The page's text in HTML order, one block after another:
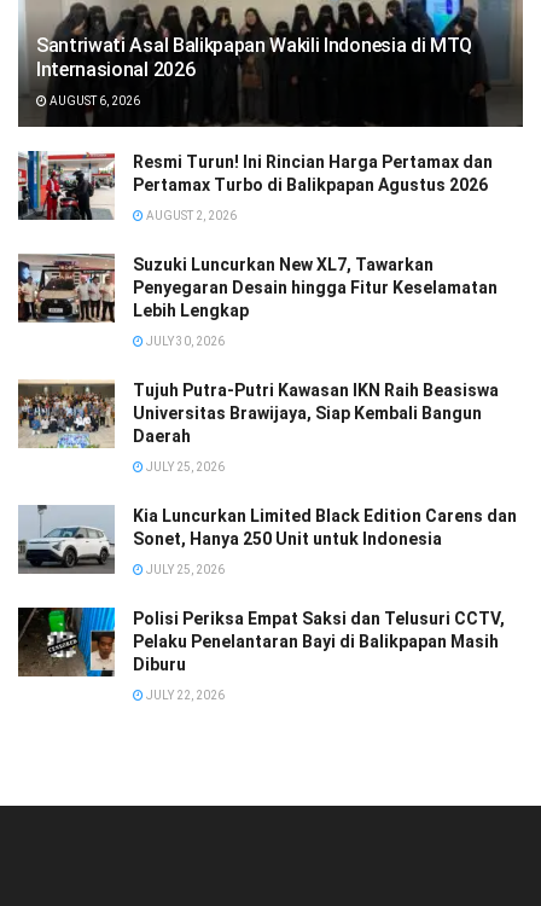
Santriwati Asal Balikpapan Wakili Indonesia di MTQ
Internasional 2026
AUGUST 6, 2026
Resmi Turun! Ini Rincian Harga Pertamax dan
Pertamax Turbo di Balikpapan Agustus 2026
AUGUST 2, 2026
Suzuki Luncurkan New XL7, Tawarkan
Penyegaran Desain hingga Fitur Keselamatan
Lebih Lengkap
JULY 30, 2026
Tujuh Putra-Putri Kawasan IKN Raih Beasiswa
Universitas Brawijaya, Siap Kembali Bangun
Daerah
JULY 25, 2026
Kia Luncurkan Limited Black Edition Carens dan
Sonet, Hanya 250 Unit untuk Indonesia
JULY 25, 2026
Polisi Periksa Empat Saksi dan Telusuri CCTV,
Pelaku Penelantaran Bayi di Balikpapan Masih
Diburu
JULY 22, 2026